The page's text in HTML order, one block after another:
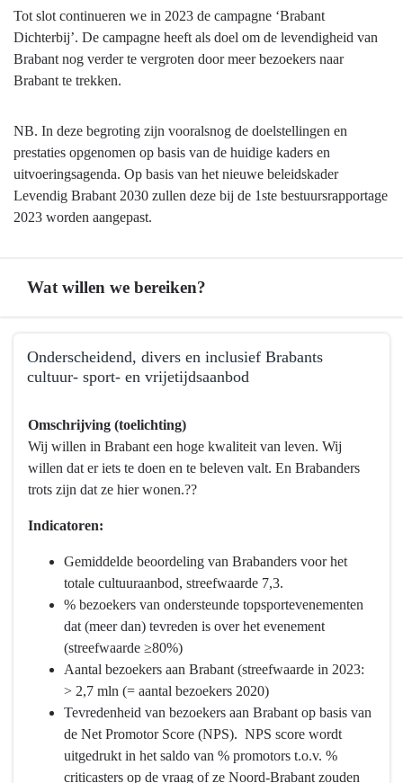
Tot slot continueren we in 2023 de campagne ‘Brabant
Dichterbij’. De campagne heeft als doel om de levendigheid van
Brabant nog verder te vergroten door meer bezoekers naar
Brabant te trekken.
NB. In deze begroting zijn vooralsnog de doelstellingen en
prestaties opgenomen op basis van de huidige kaders en
uitvoeringsagenda. Op basis van het nieuwe beleidskader
Levendig Brabant 2030 zullen deze bij de 1ste bestuursrapportage
2023 worden aangepast.
Wat willen we bereiken?
navigatie
Programma
Vrijetijd,
Cultuur,
bereiken?
Onderscheidend, divers en inclusief Brabants
cultuur- sport- en vrijetijdsaanbod
naar
navigatie
Programma
Cultuur,
bereiken?
Onderscheidend,
Omschrijving (toelichting)
Wij willen in Brabant een hoge kwaliteit van leven. Wij
willen dat er iets te doen en te beleven valt. En Brabanders
trots zijn dat ze hier wonen.??
Indicatoren:
Gemiddelde beoordeling van Brabanders voor het
totale cultuuraanbod, streefwaarde 7,3.
% bezoekers van ondersteunde topsportevenementen
dat (meer dan) tevreden is over het evenement
(streefwaarde ≥80%)
Aantal bezoekers aan Brabant (streefwaarde in 2023:
> 2,7 mln (= aantal bezoekers 2020)
Tevredenheid van bezoekers aan Brabant op basis van
de Net Promotor Score (NPS). NPS score wordt
uitgedrukt in het saldo van % promotors t.o.v. %
criticasters op de vraag of ze Noord-Brabant zouden